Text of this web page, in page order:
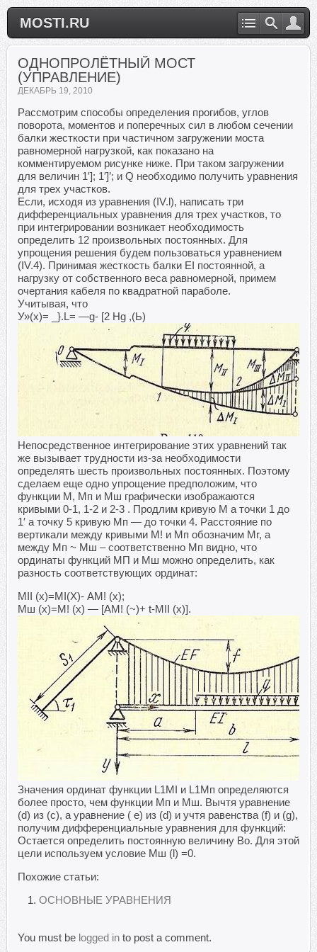
MOSTI.RU
ОДНОПРОЛЁТНЫЙ МОСТ
(УПРАВЛЕНИЕ)
ДЕКАБРЬ 19, 2010
Рассмотрим способы определения прогибов, углов
поворота, моментов и поперечных сил в любом сечении
балки жесткости при частичном загружении моста
равномерной нагрузкой, как показано на
комментируемом рисунке ниже. При таком загружении
для величин 1′]; 1′]’; и Q необходимо получить уравнения
для трех участков.
Если, исходя из уравнения (IV.l), написать три
дифференциальных уравнения для трех участков, то
при интегрировании возникает необходимость
определить 12 произвольных постоянных. Для
упрощения решения будем пользоваться уравнением
(IV.4). Принимая жесткость балки ЕI постоянной, а
нагрузку от собственного веса равномерной, примем
очертания кабеля по квадратной параболе.
Учитывая, что
У»(х)= _}.L= —g- [2 Hg ,(Ь)
Непосредственное интегрирование этих уравнений так
же вызывает трудности из-за необходимости
определять шесть произвольных постоянных. Поэтому
сделаем еще одно упрощение предположим, что
функции М, Мп и Мш графически изображаются
кривыми 0-1, 1-2 и 2-3 . Продлим кривую М а точки 1 до
1′ а точку 5 кривую Мп — до точки 4. Расстояние по
вертикали между кривыми М! и Мп обозначим Mr, а
между Мп ~ Мш – соответственно Мп видно, что
ординаты функций МП и Мш можно определить, как
разность соответствующих ординат:
MII (x)=MI(X)- АМ! (х);
Мш (х)=М! (х) — [АМ! (~)+ t-MII (х)].
Значения ординат функции L1MI и L1Мп определяются
более просто, чем функции Мп и Мш. Вычтя уравнение
(d) из (с), а уравнение ( е) из (d) и учтя равенства (f) и (g),
получим дифференциальные уравнения для функций:
Остается определить постоянную величину Во. Для этой
цели используем условие Мш (l) =0.
Похожие статьи:
ОСНОВНЫЕ УРАВНЕНИЯ
You must be logged in to post a comment.